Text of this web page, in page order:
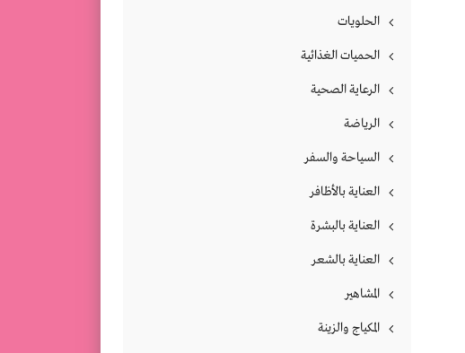
الحلويات
الحميات الغذائية
الرعاية الصحية
الرياضة
السياحة والسفر
العناية بالأظافر
العناية بالبشرة
العناية بالشعر
المشاهير
المكياج والزينة